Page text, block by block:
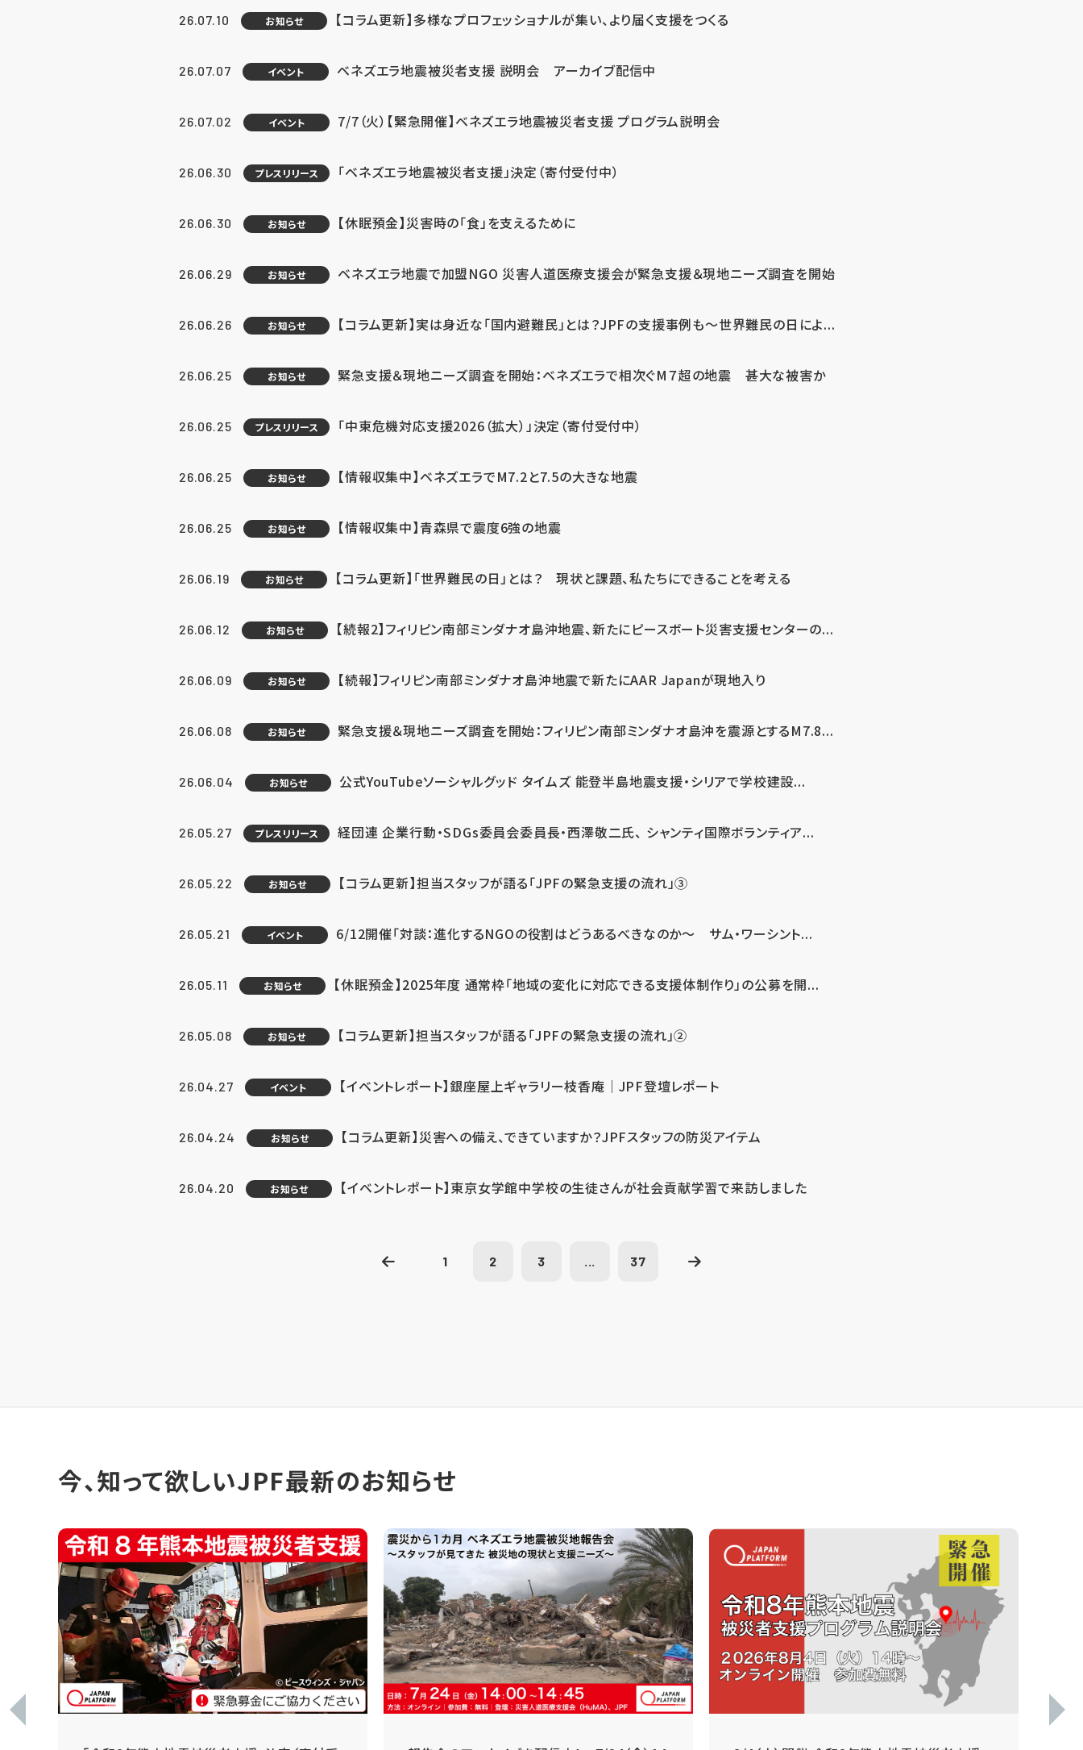
26.07.10 お知らせ 【コラム更新】多様なプロフェッショナルが集い、より届く支援をつくる
26.07.07 イベント ベネズエラ地震被災者支援 説明会 アーカイブ配信中
26.07.02 イベント 7/7（火）【緊急開催】ベネズエラ地震被災者支援 プログラム説明会
26.06.30 プレスリリース 「ベネズエラ地震被災者支援」決定（寄付受付中）
26.06.30 お知らせ 【休眠預金】災害時の「食」を支えるために
26.06.29 お知らせ ベネズエラ地震で加盟NGO 災害人道医療支援会が緊急支援＆現地ニーズ調査を開始
26.06.26 お知らせ 【コラム更新】実は身近な「国内避難民」とは？JPFの支援事例も～世界難民の日によ...
26.06.25 お知らせ 緊急支援＆現地ニーズ調査を開始：ベネズエラで相次ぐM７超の地震 甚大な被害か
26.06.25 プレスリリース 「中東危機対応支援2026（拡大）」決定（寄付受付中）
26.06.25 お知らせ 【情報収集中】ベネズエラでM7.2と7.5の大きな地震
26.06.25 お知らせ 【情報収集中】青森県で震度6強の地震
26.06.19 お知らせ 【コラム更新】「世界難民の日」とは？ 現状と課題、私たちにできることを考える
26.06.12 お知らせ 【続報2】フィリピン南部ミンダナオ島沖地震、新たにピースボート災害支援センターの...
26.06.09 お知らせ 【続報】フィリピン南部ミンダナオ島沖地震で新たにAAR Japanが現地入り
26.06.08 お知らせ 緊急支援＆現地ニーズ調査を開始：フィリピン南部ミンダナオ島沖を震源とするM7.8...
26.06.04 お知らせ 公式YouTubeソーシャルグッド タイムズ 能登半島地震支援・シリアで学校建設...
26.05.27 プレスリリース 経団連 企業行動・SDGs委員会委員長・西澤敬二氏、 シャンティ国際ボランティア...
26.05.22 お知らせ 【コラム更新】担当スタッフが語る「JPFの緊急支援の流れ」③
26.05.21 イベント 6/12開催「対談：進化するNGOの役割はどうあるべきなのか～ サム・ワーシント...
26.05.11 お知らせ 【休眠預金】2025年度 通常枠「地域の変化に対応できる支援体制作り」の公募を開...
26.05.08 お知らせ 【コラム更新】担当スタッフが語る「JPFの緊急支援の流れ」②
26.04.27 イベント 【イベントレポート】銀座屋上ギャラリー枝香庵｜JPF登壇レポート
26.04.24 お知らせ 【コラム更新】災害への備え、できていますか？JPFスタッフの防災アイテム
26.04.20 お知らせ 【イベントレポート】東京女学館中学校の生徒さんが社会貢献学習で来訪しました
1 2 3 ... 37
今、知って欲しいJPF最新のお知らせ